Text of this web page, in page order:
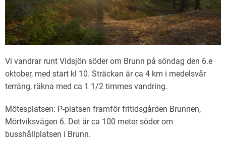
Vi vandrar runt Vidsjön söder om Brunn på söndag den 6.e
oktober, med start kl 10. Sträckan är ca 4 km i medelsvår
terräng, räkna med ca 1 1/2 timmes vandring.
Mötesplatsen: P-platsen framför fritidsgården Brunnen,
Mörtviksvägen 6. Det är ca 100 meter söder om
busshållplatsen i Brunn.